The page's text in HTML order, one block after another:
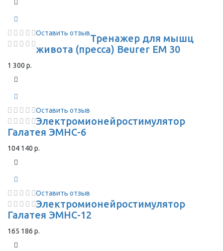
Оставить отзывТренажер для мышц
живота (пресса) Beurer EM 30
1 300 р.
Оставить отзыв
Электромионейростимулятор
Галатея ЭМНС-6
104 140 р.
Оставить отзыв
Электромионейростимулятор
Галатея ЭМНС-12
165 186 р.